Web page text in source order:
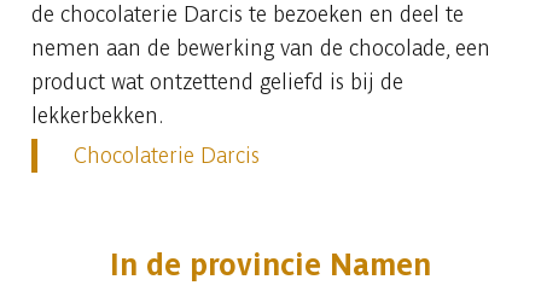
de chocolaterie Darcis te bezoeken en deel te
nemen aan de bewerking van de chocolade, een
product wat ontzettend geliefd is bij de
lekkerbekken.
Chocolaterie Darcis
In de provincie Namen